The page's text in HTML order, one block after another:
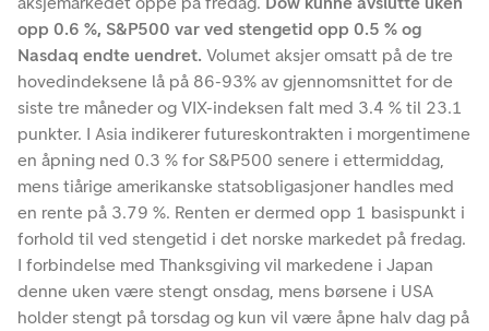
opp 0.6 %, S&P500 var ved stengetid opp 0.5 % og
Nasdaq endte uendret. Volumet aksjer omsatt på de tre
hovedindeksene lå på 86-93% av gjennomsnittet for de
siste tre måneder og VIX-indeksen falt med 3.4 % til 23.1
punkter. I Asia indikerer futureskontrakten i morgentimene
en åpning ned 0.3 % for S&P500 senere i ettermiddag,
mens tiårige amerikanske statsobligasjoner handles med
en rente på 3.79 %. Renten er dermed opp 1 basispunkt i
forhold til ved stengetid i det norske markedet på fredag.
I forbindelse med Thanksgiving vil markedene i Japan
denne uken være stengt onsdag, mens børsene i USA
holder stengt på torsdag og kun vil være åpne halv dag på